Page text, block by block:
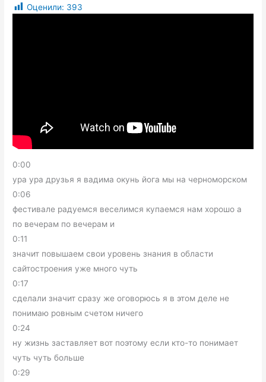
Оценили: 393
0:00
ура ура друзья я вадима окунь йога мы на черноморском
0:06
фестивале радуемся веселимся купаемся нам хорошо а
по вечерам по вечерам и
0:11
значит повышаем свои уровень знания в области
сайтостроения уже много чуть
0:17
сделали значит сразу же оговорюсь я в этом деле не
понимаю ровным счетом ничего
0:24
ну жизнь заставляет вот поэтому если кто-то понимает
чуть чуть больше
0:29